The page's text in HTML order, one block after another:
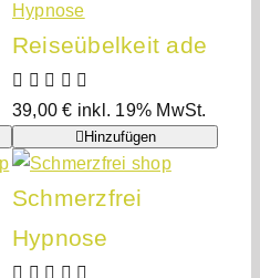
Reiseübelkeit ade
39,00€ inkl. 19% MwSt.
Hinzufügen
Schmerzfrei
Hypnose